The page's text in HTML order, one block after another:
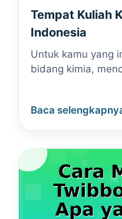
Tempat Kuliah
Indonesia
Untuk kamu yang
bidang kimia,
Baca